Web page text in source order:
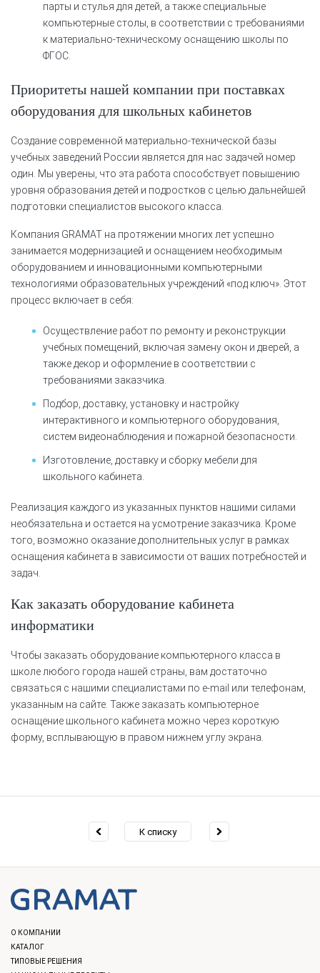
парты и стулья для детей, а также специальные
компьютерные столы, в соответствии с требованиями
к материально-техническому оснащению школы по
ФГОС.
Приоритеты нашей компании при поставках
оборудования для школьных кабинетов
Создание современной материально-технической базы
учебных заведений России является для нас задачей номер
один. Мы уверены, что эта работа способствует повышению
уровня образования детей и подростков с целью дальнейшей
подготовки специалистов высокого класса.
Компания GRAMAT на протяжении многих лет успешно
занимается модернизацией и оснащением необходимым
оборудованием и инновационными компьютерными
технологиями образовательных учреждений «под ключ». Этот
процесс включает в себя:
Осуществление работ по ремонту и реконструкции
учебных помещений, включая замену окон и дверей, а
также декор и оформление в соответствии с
требованиями заказчика.
Подбор, доставку, установку и настройку
интерактивного и компьютерного оборудования,
систем видеонаблюдения и пожарной безопасности.
Изготовление, доставку и сборку мебели для
школьного кабинета.
Реализация каждого из указанных пунктов нашими силами
необязательна и остается на усмотрение заказчика. Кроме
того, возможно оказание дополнительных услуг в рамках
оснащения кабинета в зависимости от ваших потребностей и
задач.
Как заказать оборудование кабинета
информатики
Чтобы заказать оборудование компьютерного класса в
школе любого города нашей страны, вам достаточно
связаться с нашими специалистами по e-mail или телефонам,
указанным на сайте. Также заказать компьютерное
оснащение школьного кабинета можно через короткую
форму, всплывающую в правом нижнем углу экрана.
К списку
О КОМПАНИИ
КАТАЛОГ
ТИПОВЫЕ РЕШЕНИЯ